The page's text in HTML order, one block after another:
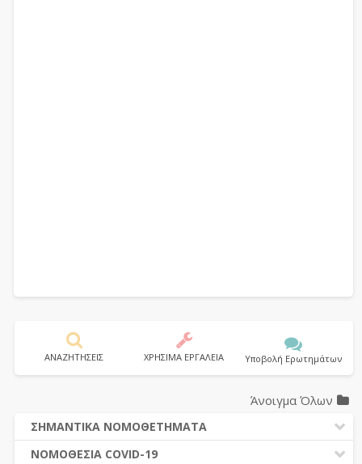
ΑΝΑΖΗΤΗΣΕΙΣ ΧΡΗΣΙΜΑ ΕΡΓΑΛΕΙΑ Υποβολή Ερωτημάτων
Άνοιγμα Όλων
ΣΗΜΑΝΤΙΚΑ ΝΟΜΟΘΕΤΗΜΑΤΑ
ΔΗΜΟΣΙΕΣ ΣΥΜΒΑΣΕΙΣ (Ν. 4412/2016)
ΝΟΜΟΘΕΣΙΑ COVID-19